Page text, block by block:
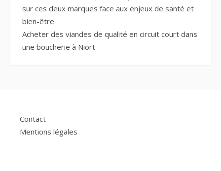
sur ces deux marques face aux enjeux de santé et
bien-être
Acheter des viandes de qualité en circuit court dans
une boucherie à Niort
Contact
Mentions légales